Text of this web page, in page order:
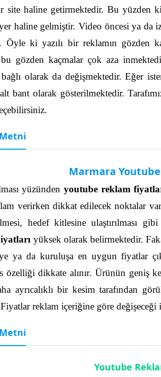
site haline getirmektedir. Bu yüzden
haline gelmiştir. Video öncesi ya da
Öyle ki yazılı bir reklamın gözden
bu gözden kaçmalar çok aza
bağlı olarak da değişmektedir. Eğer
alt bant olarak gösterilmektedir.
Marmara
yüzünden youtube reklam
verirken dikkat edilecek noktalar
hedef kitlesine ulaştırılması
yüksek olarak belirmektedir.
ya da kuruluşa en uygun fiyatlar
özelliği dikkate alınır. Ürünün geniş
ayrıcalıklı bir kesim tarafından
reklam içeriğine göre
Youtube